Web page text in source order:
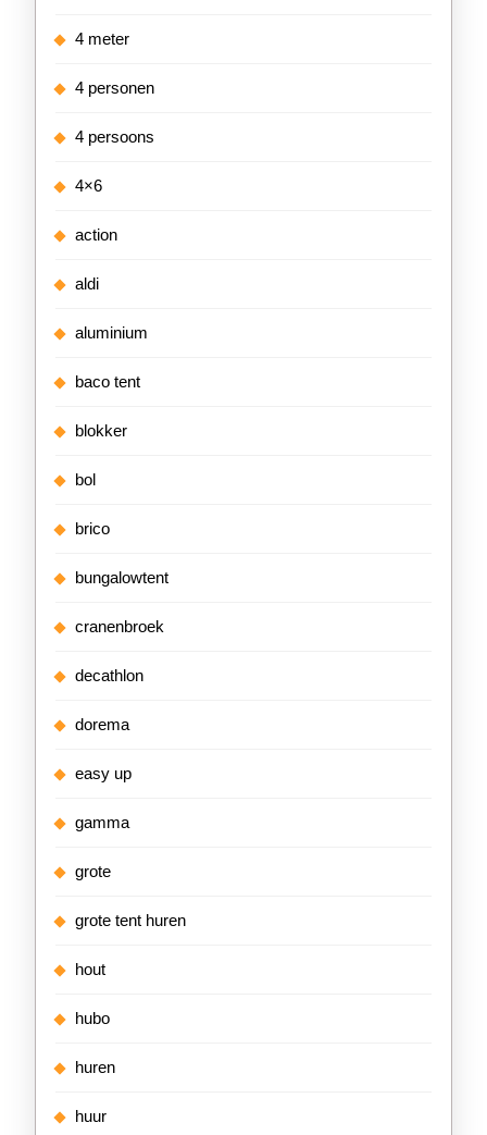
4 meter
4 personen
4 persoons
4×6
action
aldi
aluminium
baco tent
blokker
bol
brico
bungalowtent
cranenbroek
decathlon
dorema
easy up
gamma
grote
grote tent huren
hout
hubo
huren
huur